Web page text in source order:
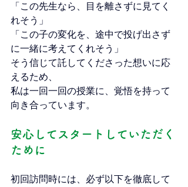
「この先生なら、目を離さずに見てく
れそう」
「この子の変化を、途中で投げ出さず
に一緒に考えてくれそう」
そう信じて託してくださった想いに応
えるため、
私は一回一回の授業に、覚悟を持って
向き合っています。
安心してスタートしていただく
ために
初回訪問時には、必ず以下を徹底して